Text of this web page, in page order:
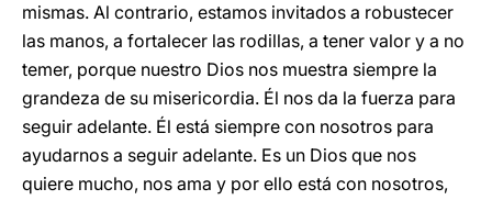
mismas. Al contrario, estamos invitados a robustecer
las manos, a fortalecer las rodillas, a tener valor y a no
temer, porque nuestro Dios nos muestra siempre la
grandeza de su misericordia. Él nos da la fuerza para
seguir adelante. Él está siempre con nosotros para
ayudarnos a seguir adelante. Es un Dios que nos
quiere mucho, nos ama y por ello está con nosotros,